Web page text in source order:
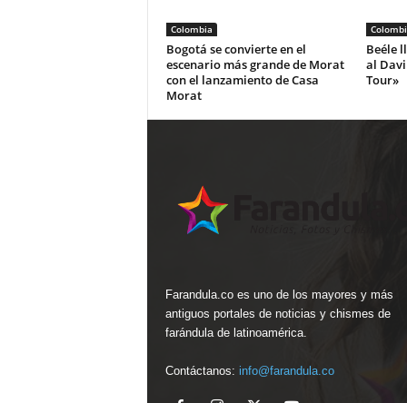
Colombia
Bogotá se convierte en el
escenario más grande de Morat
con el lanzamiento de Casa
Morat
Beéle
al
Tour»
Farandula.co es uno de los mayores y más
antiguos portales de noticias y chismes de
farándula de latinoamérica.
Contáctanos: info@farandula.co